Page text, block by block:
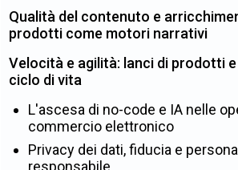
Qualità del contenuto e
prodotti come motori narrativi
Velocità e agilità: lanci di prodotti e
ciclo di vita
L'ascesa di no-code e IA nelle
commercio elettronico
Privacy dei dati, fiducia e
responsabile